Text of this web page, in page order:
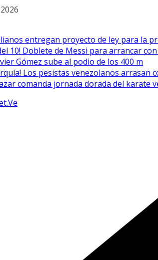
entregan proyecto de ley para la
10! Doblete de Messi para arrancar
Gómez sube al podio de los 400 m
Los pesistas venezolanos arrasan
comanda jornada dorada del karate